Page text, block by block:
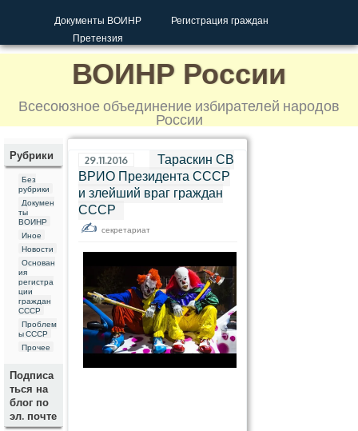
Документы ВОИНР
Регистрация граждан
Претензия
ВОИНР России
Всесоюзное объединение избирателей народов
России
Рубрики
Без
рубрики
Докумен
ты
ВОИНР
Иное
Новости
Основан
ия
регистра
ции
граждан
СССР
Проблем
ы СССР
Прочее
Подписа
ться на
блог по
эл. почте
29.11.2016
Тараскин СВ
ВРИО Президента СССР
и злейший враг граждан
СССР
секретариат